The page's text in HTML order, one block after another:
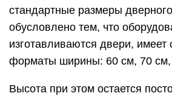
стандартные размеры
обусловлено тем, что
изготавливаются двери, имеет
форматы ширины: 60 см, 70 см,
Высота при этом остается